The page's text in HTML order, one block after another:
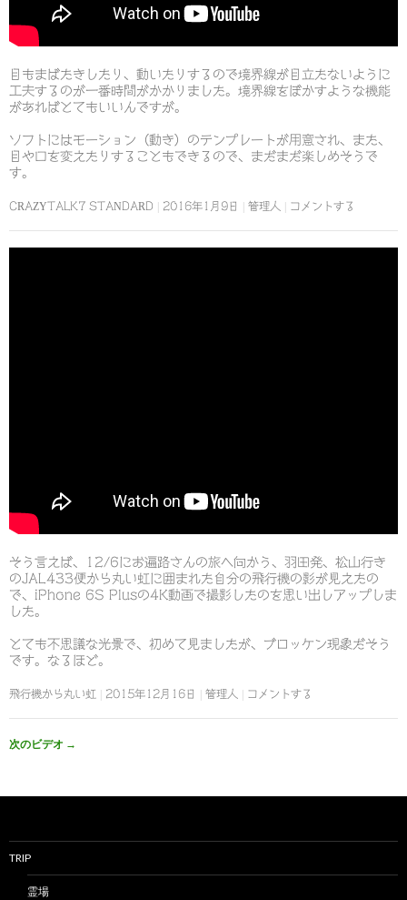
目もまばたきしたり、動いたりするので境界線が目立たないように
工夫するのが一番時間がかかりました。境界線をぼかすような機能
があればとてもいいんですが。
ソフトにはモーション（動き）のテンプレートが用意され、また、
目や口を変えたりすることもできるので、まだまだ楽しめそうで
す。
CRAZYTALK7 STANDARD 2016年1月9日 管理人 コメントする
そう言えば、12/6にお遍路さんの旅へ向かう、羽田発、松山行き
のJAL433便から丸い虹に囲まれた自分の飛行機の影が見えたの
で、iPhone 6S Plusの4K動画で撮影したのを思い出しアップしま
した。
とても不思議な光景で、初めて見ましたが、ブロッケン現象だそう
です。なるほど。
飛行機から丸い虹 2015年12月16日 管理人 コメントする
次のビデオ →
TRIP
霊場